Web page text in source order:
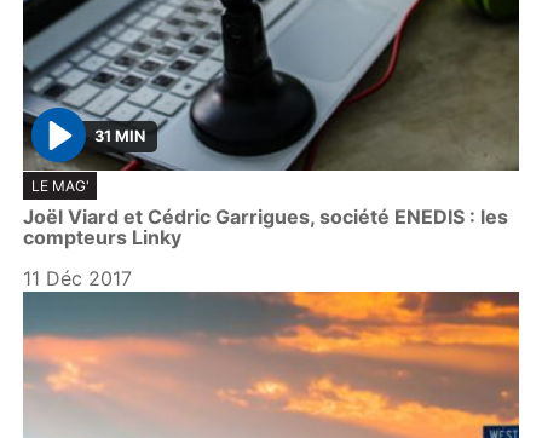
P
l
a
y
31 MIN
LE MAG'
Joël Viard et Cédric Garrigues, société ENEDIS : les
compteurs Linky
11 Déc 2017